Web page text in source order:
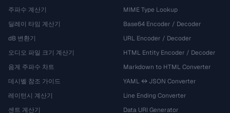
주파수 계산기
딜레이 타임 계산기
dB 변환기
오디오 파일 크기 계산기
음계 주파수 차트
데시벨 참조 가이드
레이턴시 계산기
센트 계산기
MIME Type Lookup
Base64 Encoder / Decoder
URL Encoder / Decoder
HTML Entity Encoder / Decoder
Markdown to HTML Converter
YAML ↔ JSON Converter
Line Ending Converter
Data URI Generator